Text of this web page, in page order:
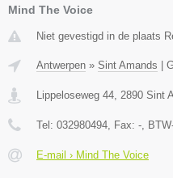
Mind The Voice
Niet gevestigd in de plaats
Antwerpen » Sint Amands
Lippeloseweg 44, 2890 Sint
Tel: 032980494, Fax: -,
E-mail › Mind The Voice